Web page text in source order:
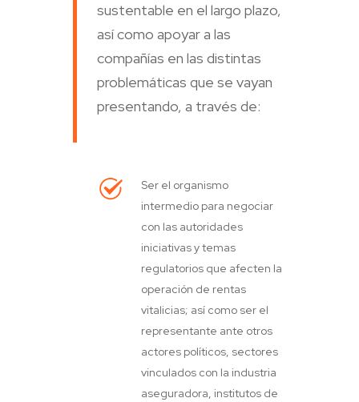
sustentable en el largo plazo,
así como apoyar a las
compañías en las distintas
problemáticas que se vayan
presentando, a través de:
Ser el organismo
intermedio para negociar
con las autoridades
iniciativas y temas
regulatorios que afecten la
operación de rentas
vitalicias; así como ser el
representante ante otros
actores políticos, sectores
vinculados con la industria
aseguradora, institutos de